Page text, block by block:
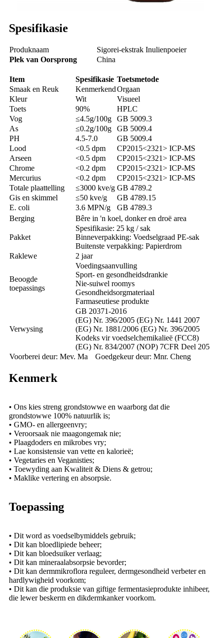
Spesifikasie
Produknaam
Sigorei-ekstrak Inulienpoeier
Plek van Oorsprong
China
Item Spesifikasie Toetsmetode
Smaak en Reuk
KenmerkendOrgaan
Kleur
Wit
Visueel
Toets
90%
HPLC
Vog
≤4.5g/100g
GB 5009.3
As
≤0.2g/100g
GB 5009.4
PH
4.5-7.0
GB 5009.4
Lood
<0.5 dpm
CP2015<2321> ICP-MS
Arseen
<0.5 dpm
CP2015<2321> ICP-MS
Chrome
<0.2 dpm
CP2015<2321> ICP-MS
Mercurius
<0.2 dpm
CP2015<2321> ICP-MS
Totale plaattelling
≤3000 kve/g GB 4789.2
Gis en skimmel
≤50 kve/g
GB 4789.15
E. coli
3.6 MPN/g
GB 4789.3
Berging
Bêre in 'n koel, donker en droë area
Pakket
Spesifikasie: 25 kg / sak
Binneverpakking: Voedselgraad PE-sak
Buitenste verpakking: Papierdrom
Raklewe
2 jaar
Beoogde
toepassings
Voedingsaanvulling
Sport- en gesondheidsdrankie
Nie-suiwel roomys
Gesondheidsorgmateriaal
Farmaseutiese produkte
Verwysing
GB 20371-2016
(EG) Nr. 396/2005 (EG) Nr. 1441 2007
(EG) Nr. 1881/2006 (EG) Nr. 396/2005
Kodeks vir voedselchemikalieë (FCC8)
(EG) Nr. 834/2007 (NOP) 7CFR Deel 205
Voorberei deur: Mev. Ma
Goedgekeur deur: Mnr. Cheng
Kenmerk
• Ons kies streng grondstowwe en waarborg dat die
grondstowwe 100% natuurlik is;
• GMO- en allergeenvry;
• Veroorsaak nie maagongemak nie;
• Plaagdoders en mikrobes vry;
• Lae konsistensie van vette en kalorieë;
• Vegetaries en Veganisties;
• Toewyding aan Kwaliteit & Diens & getrou;
• Maklike vertering en absorpsie.
Toepassing
• Dit word as voedselbymiddels gebruik;
• Dit kan bloedlipiede beheer;
• Dit kan bloedsuiker verlaag;
• Dit kan mineraalabsorpsie bevorder;
• Dit kan dermmikroflora reguleer, dermgesondheid verbeter en
hardlywigheid voorkom;
• Dit kan die produksie van giftige fermentasieprodukte inhibeer,
die lewer beskerm en dikdermkanker voorkom.